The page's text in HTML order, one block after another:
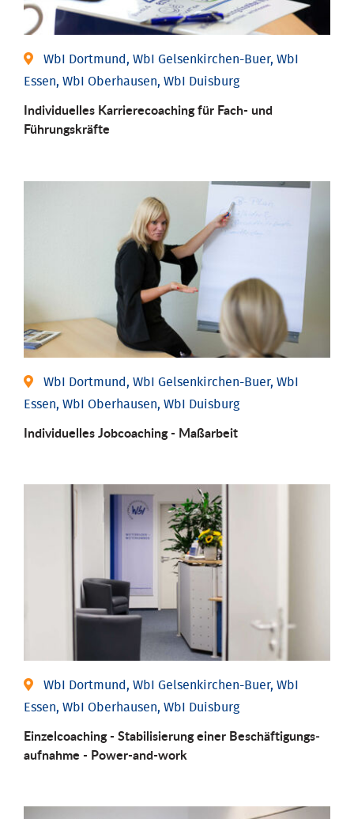
WbI Dortmund, WbI Gelsenkirchen-Buer, WbI
Essen, WbI Oberhausen, WbI Duisburg
Individu­elles Karrierecoaching für Fach-­ und
Führungs­kräfte
WbI Dortmund, WbI Gelsenkirchen-Buer, WbI
Essen, WbI Oberhausen, WbI Duisburg
Individu­elles Job­coaching - Maßarbeit
WbI Dortmund, WbI Gelsenkirchen-Buer, WbI
Essen, WbI Oberhausen, WbI Duisburg
Einzel­coaching - Stabili­sierung einer Be­schäftigungs­
aufnahme - Power-and-work